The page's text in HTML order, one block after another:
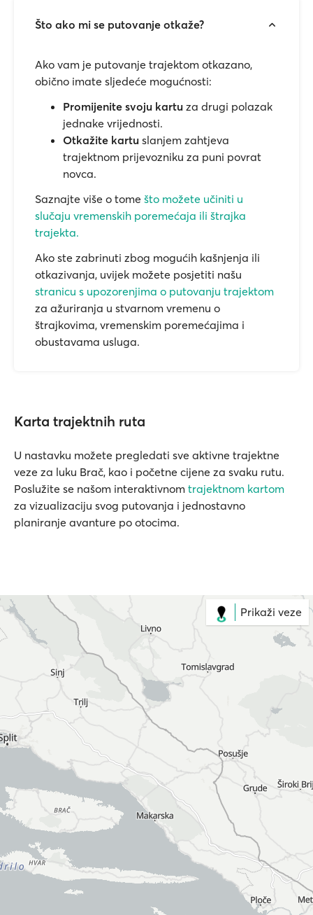
Što ako mi se putovanje otkaže?
Ako vam je putovanje trajektom otkazano,
obično imate sljedeće mogućnosti:
Promijenite svoju kartu za drugi polazak
jednake vrijednosti.
Otkažite kartu slanjem zahtjeva
trajektnom prijevozniku za puni povrat
novca.
Saznajte više o tome što možete učiniti u
slučaju vremenskih poremećaja ili štrajka
trajekta.
Ako ste zabrinuti zbog mogućih kašnjenja ili
otkazivanja, uvijek možete posjetiti našu
stranicu s upozorenjima o putovanju trajektom
za ažuriranja u stvarnom vremenu o
štrajkovima, vremenskim poremećajima i
obustavama usluga.
Karta trajektnih ruta
U nastavku možete pregledati sve aktivne trajektne
veze za luku Brač, kao i početne cijene za svaku rutu.
Poslužite se našom interaktivnom trajektnom kartom
za vizualizaciju svog putovanja i jednostavno
planiranje avanture po otocima.
Prikaži veze